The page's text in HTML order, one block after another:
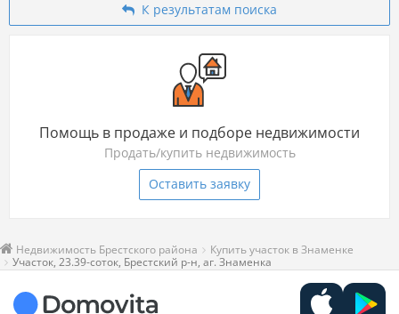
К результатам поиска
Помощь в продаже и подборе недвижимости
Продать/купить недвижимость
Оставить заявку
Недвижимость Брестского района
Купить участок в Знаменке
Участок, 23.39-соток, Брестский р-н, аг. Знаменка